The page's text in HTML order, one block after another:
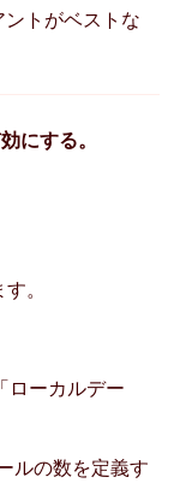
トがベストな
にする。
。
ローカルデー
ルの数を定義す